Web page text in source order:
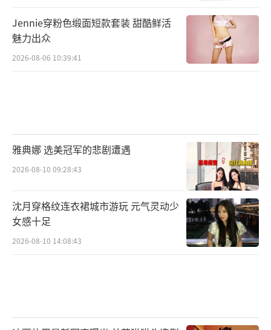
Jennie穿粉色缎面短款套装 甜酷鲜活
魅力出众
2026-08-06 10:39:41
雅典娜 选美冠军的悲剧遭遇
2026-08-10 09:28:43
沈月穿格纹连衣裙城市游玩 元气灵动少
女感十足
2026-08-10 14:08:43